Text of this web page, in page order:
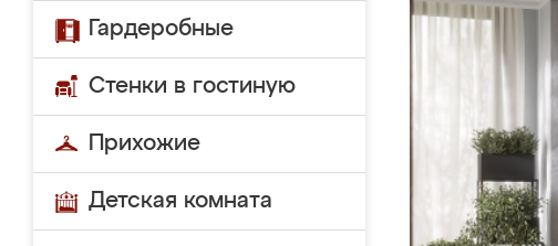
Гардеробные
Стенки в гостиную
Прихожие
Детская комната